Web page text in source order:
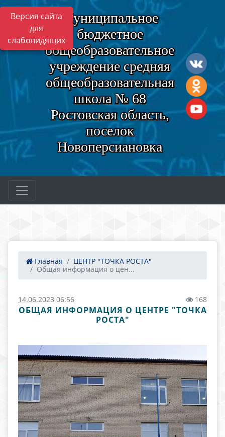
Версия сайта
для
слабовидящих
Муниципальное
бюджетное
общеобразовательное
учреждение средняя
общеобразовательная
школа № 68
Ростовская область,
поселок
Новоперсиановка
Главная
ЦЕНТР "ТОЧКА РОСТА"
Общая информация о цен...
14.06.2023 06:56 168
ОБЩАЯ ИНФОРМАЦИЯ О ЦЕНТРЕ "ТОЧКА
РОСТА"